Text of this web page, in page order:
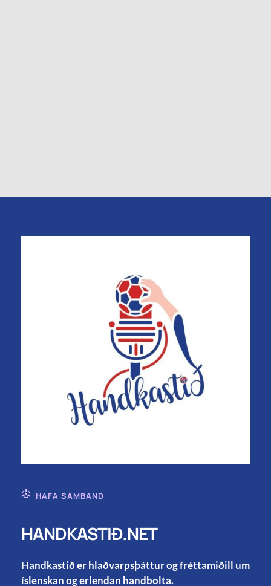
HAFA SAMBAND
HANDKASTIÐ.NET
Handkastið er hlaðvarpsþáttur og fréttamiðill um
íslenskan og erlendan handbolta.